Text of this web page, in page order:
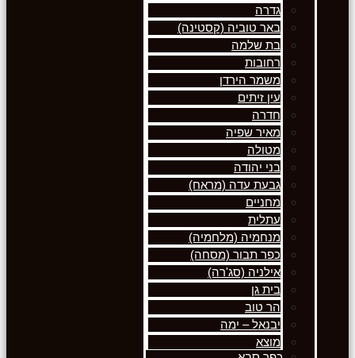
גדרה
באר טוביה (קסטינה)
בת שלמה
רחובות
משמר הירדן
עין זיתים
חדרה
מאיר שפיה
מטולה
בני יהודה
גבעת עדה (מראח)
מחניים
עתלית
מנחמיה (מלחמיה)
כפר תבור (מסחה)
אילניה (סג'רה)
בית גן
הר טוב
יבנאל – ימה
מוצא